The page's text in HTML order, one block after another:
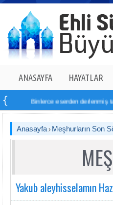
ANASAYFA HAYATLAR
Binlerce eserden derlenmiş tam
Anasayfa Meşhurların Son
Yakub aleyhisselamın